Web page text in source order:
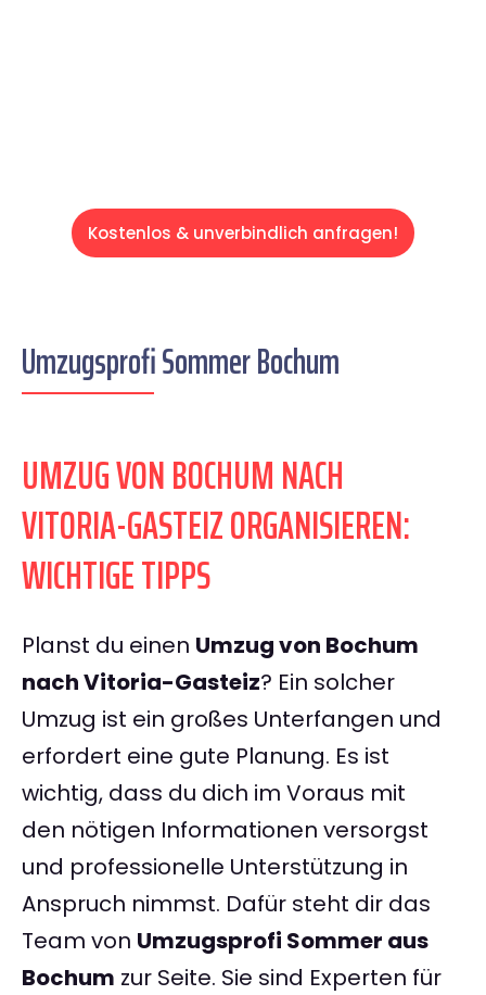
Kostenlos & unverbindlich anfragen!
Umzugsprofi Sommer Bochum
UMZUG VON BOCHUM NACH
VITORIA-GASTEIZ ORGANISIEREN:
WICHTIGE TIPPS
Planst du einen Umzug von Bochum
nach Vitoria-Gasteiz? Ein solcher
Umzug ist ein großes Unterfangen und
erfordert eine gute Planung. Es ist
wichtig, dass du dich im Voraus mit
den nötigen Informationen versorgst
und professionelle Unterstützung in
Anspruch nimmst. Dafür steht dir das
Team von Umzugsprofi Sommer aus
Bochum zur Seite. Sie sind Experten für